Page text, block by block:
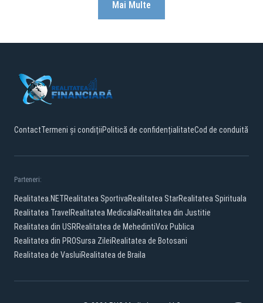
Mai Multe
ContactTermeni și condițiiPolitică de confidențialitateCod de conduită
Parteneri:
Realitatea.NETRealitatea SportivaRealitatea StarRealitatea Spirituala
Realitatea Travel Realitatea MedicalaRealitatea din Justitie
Realitatea din USRRealitatea de MehedintiVox Publica
Realitatea din PROSursa ZileiRealitatea de Botosani
Realitatea de VasluiRealitatea de Braila